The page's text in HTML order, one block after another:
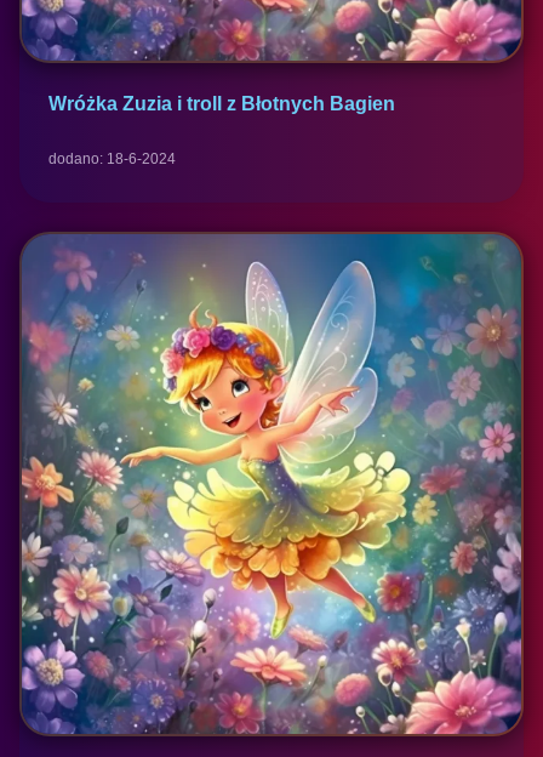
Wróżka Zuzia i troll z Błotnych Bagien
dodano: 18-6-2024